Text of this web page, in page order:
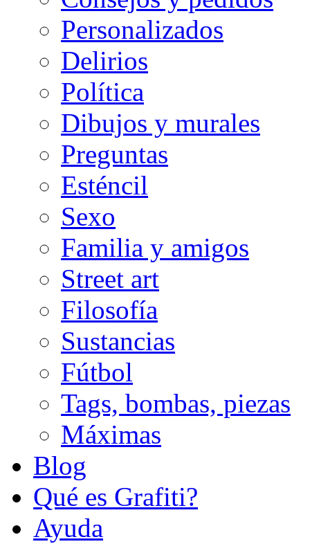
Personalizados
Delirios
Política
Dibujos y murales
Preguntas
Esténcil
Sexo
Familia y amigos
Street art
Filosofía
Sustancias
Fútbol
Tags, bombas, piezas
Máximas
Blog
Qué es Grafiti?
Ayuda